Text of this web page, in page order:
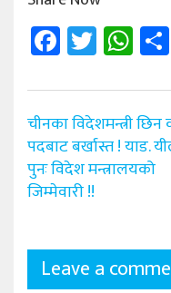
Facebook
Twitter
Post
navigation
चीनका विदेशमन्त्री
पदबाट बर्खास्त ! याड.
पुनः विदेश मन्त्रालयको
जिम्मेवारी !!
Leave a